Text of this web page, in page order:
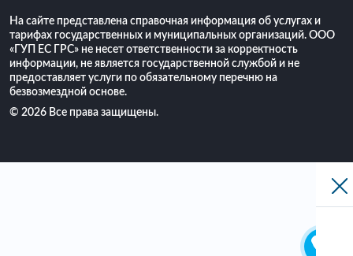
На сайте представлена справочная информация об услугах и
тарифах государственных и муниципальных организаций. ООО
«ГУП ЕС ГРС» не несет ответственности за корректность
информации, не является государственной службой и не
предоставляет услуги по обязательному перечню на
безвозмездной основе.
© 2026 Все права защищены.